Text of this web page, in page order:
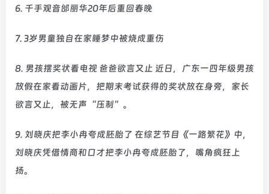
6. 千手观音邰丽华20年后重回春晚
7. 3岁男童独自在家睡梦中被烧成重伤
8. 男孩摆奖状看电视 爸爸欲言又止 近日，广东一四年级男孩
放假在家看动画片，把期末考试获得的奖状放在身旁，家长
欲言又止，被无声“压制”。
9. 刘晓庆把李小冉夸成胚胎了 在综艺节目《一路繁花》中，
刘晓庆凭借情商和口才把李小冉夸成胚胎了，嘴角疯狂上
扬。